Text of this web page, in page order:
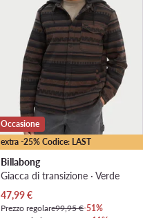
extra -25% Codice: LAST
Occasione
Billabong
Giacca di transizione · Verde
Prezzo attuale
47,99€
Prezzo regolare99,95 €-51%